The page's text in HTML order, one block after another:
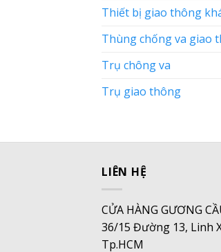
Thiết bị giao thông
Thùng chống va giao
Trụ chông va
Trụ giao thông
LIÊN HỆ
CỬA HÀNG GƯƠNG
36/15 Đường 13, Linh
Tp.HCM